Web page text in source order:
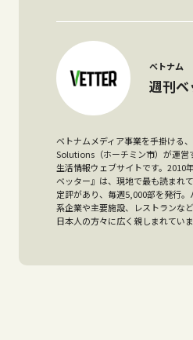
ベトナム
週刊ベ
ベトナムメディア事業を手掛ける
Solutions（ホーチミン市）が運営
生活情報ウェブサイトです。2010
ベッター』は、現地で最も読まれ
定評があり、毎週5,000部を発行
系企業や主要施設、レストランな
日本人の方々に広く親しまれていま